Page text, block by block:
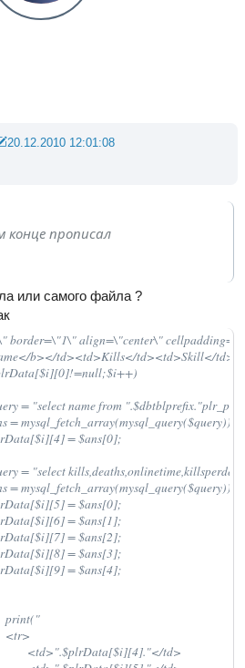
20.12.2010 12:01:08
конце прописал
или самого файла ?
border=\"1\" align=\"center\"